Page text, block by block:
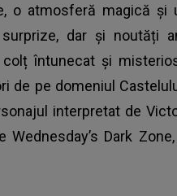
o atmosferă magică și
dar și noutăți
întunecat și
de pe domeniul
interpretat de
Wednesday’s Dark